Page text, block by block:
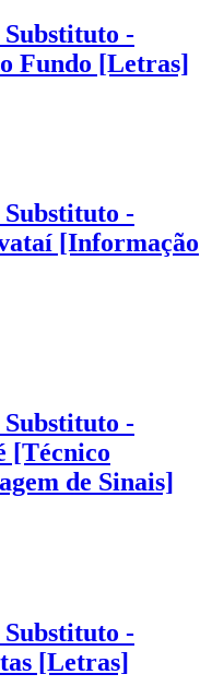
-
Fundo [Letras]
-
[Informação
-
[Técnico
de Sinais]
-
[Letras]